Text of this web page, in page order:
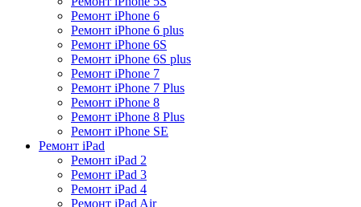
Ремонт iPhone 6
Ремонт iPhone 6 plus
Ремонт iPhone 6S
Ремонт iPhone 6S plus
Ремонт iPhone 7
Ремонт iPhone 7 Plus
Ремонт iPhone 8
Ремонт iPhone 8 Plus
Ремонт iPhone SE
Ремонт iPad
Ремонт iPad 2
Ремонт iPad 3
Ремонт iPad 4
Ремонт iPad Air